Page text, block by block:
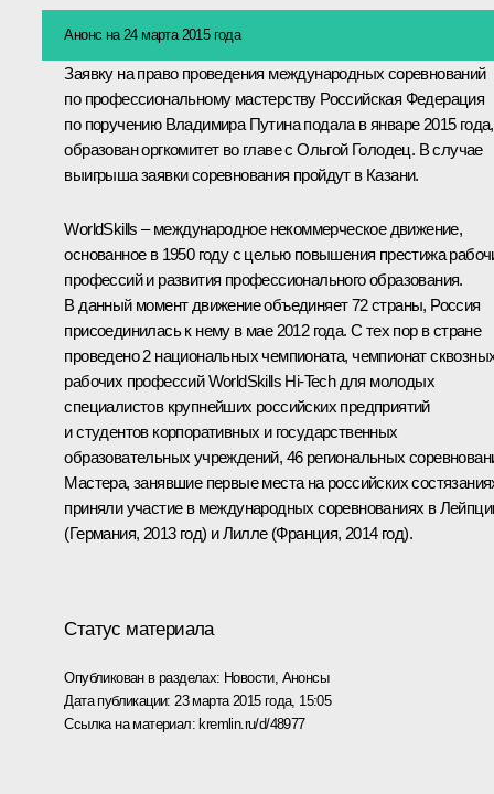
Анонс на 24 марта 2015 года
Заявку на право проведения международных соревнований
по профессиональному мастерству Российская Федерация
по поручению Владимира Путина подала в январе 2015 года,
образован оргкомитет во главе с Ольгой Голодец. В случае
выигрыша заявки соревнования пройдут в Казани.
WorldSkills – международное некоммерческое движение,
основанное в 1950 году с целью повышения престижа
профессий и развития профессионального образования.
В данный момент движение объединяет 72 страны, Россия
присоединилась к нему в мае 2012 года. С тех пор в стране
проведено 2 национальных чемпионата, чемпионат
рабочих профессий WorldSkills Hi-Tech для молодых
специалистов крупнейших российских предприятий
и студентов корпоративных и государственных
образовательных учреждений, 46 региональных
Мастера, занявшие первые места на российских
приняли участие в международных соревнованиях в
(Германия, 2013 год) и Лилле (Франция, 2014 год).
Статус материала
Опубликован в разделах: Новости, Анонсы
Дата публикации: 23 марта 2015 года, 15:05
Ссылка на материал: kremlin.ru/d/48977